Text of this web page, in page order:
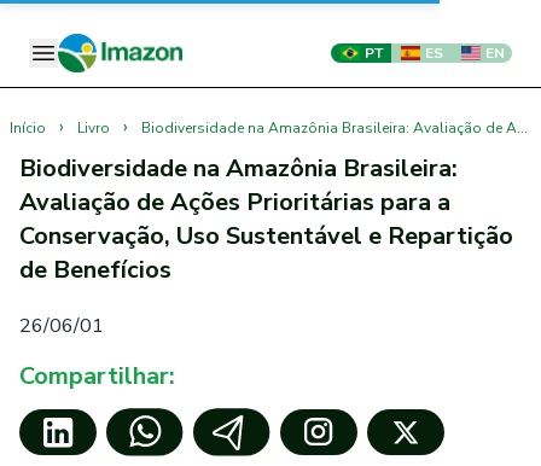
PT ES EN
Início › Livro › Biodiversidade na Amazônia Brasileira: Avaliação de Ações Prioritárias para a Conservação, Uso Sustentável e Repartição de Benefícios
Biodiversidade na Amazônia Brasileira:
Avaliação de Ações Prioritárias para a
Conservação, Uso Sustentável e Repartição
de Benefícios
26/06/01
Compartilhar: